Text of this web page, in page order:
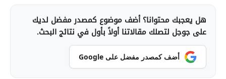
هل يعجبك محتوانا؟ أضف موضوع كمصدر مفضل لديك
على جوجل لتصلك مقالاتنا أولاً بأول في نتائج البحث.
أضف كمصدر مفضل على Google